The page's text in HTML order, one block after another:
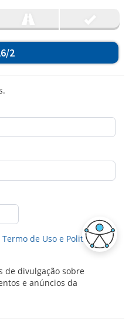
2
Termo de Uso e Politica de
de divulgação sobre
e anúncios da